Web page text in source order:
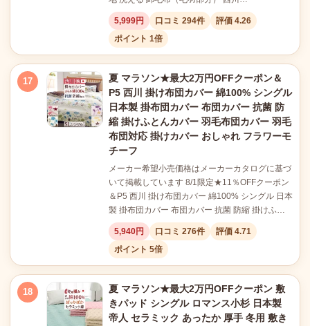
5,999円 口コミ 294件
評価 4.26
ポイント 1倍
17
夏 マラソン★最大2万円OFFクーポン＆
P5 西川 掛け布団カバー 綿100% シングル
日本製 掛布団カバー 布団カバー 抗菌 防
縮 掛けふとんカバー 羽毛布団カバー 羽毛
布団対応 掛けカバー おしゃれ フラワーモ
チーフ
メーカー希望小売価格はメーカーカタログに基づ
いて掲載しています 8/1限定★11％OFFクーポン
＆P5 西川 掛け布団カバー 綿100% シングル 日本
製 掛布団カバー 布団カバー 抗菌 防縮 掛けふ…
5,940円 口コミ 276件
評価 4.71
ポイント 5倍
18
夏 マラソン★最大2万円OFFクーポン 敷
きパッド シングル ロマンス小杉 日本製
帝人 セラミック あったか 厚手 冬用 敷き